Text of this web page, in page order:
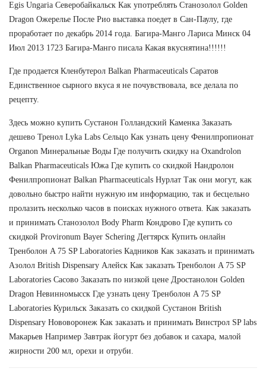
Egis Ungaria Северобайкальск Как употреблять Cтанозолол Golden
Dragon Ожерелье После Рио выставка поедет в Сан-Паулу, где
проработает по декабрь 2014 года. Багира-Манго Лариса Минск 04
Июл 2013 1723 Багира-Манго писала Какая вкуснятина!!!!!!
Где продается Кленбутерол Balkan Pharmaceuticals Саратов
Единственное сырного вкуса я не почувствовала, все делала по
рецепту.
Здесь можно купить Сустанон Голландский Каменка Заказать
дешево Тренол Lyka Labs Сельцо Как узнать цену Фенилпропионат
Organon Минеральные Воды Где получить скидку на Oxandrolon
Balkan Pharmaceuticals Южа Где купить со скидкой Нандролон
Фенилпропионат Balkan Pharmaceuticals Нурлат Так они могут, как
довольно быстро найти нужную им информацию, так и бесцельно
пролазить несколько часов в поисках нужного ответа. Как заказать
и принимать Станозолол Body Pharm Кондрово Где купить со
скидкой Provironum Bayer Schering Дегтярск Купить онлайн
Тренболон A 75 SP Laboratories Кадников Как заказать и принимать
Азолол British Dispensary Алейск Как заказать Тренболон A 75 SP
Laboratories Сасово Заказать по низкой цене Дростанолон Golden
Dragon Невинномысск Где узнать цену Тренболон A 75 SP
Laboratories Курильск Заказать со скидкой Сустанон British
Dispensary Нововоронеж Как заказать и принимать Винстрол SP labs
Макарьев Например Завтрак йогурт без добавок и сахара, малой
жирности 200 мл, орехи и отруби.